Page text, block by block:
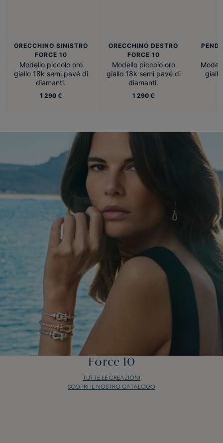
ORECCHINO SINISTRO
FORCE 10
Modello piccolo oro
giallo 18k semi pavé di
diamanti.
1 290 €
ORECCHINO DESTRO
FORCE 10
Modello piccolo oro
giallo 18k semi pavé di
diamanti.
1 290 €
Force 10
TUTTE LE CREAZIONI
SCOPRI IL NOSTRO CATALOGO